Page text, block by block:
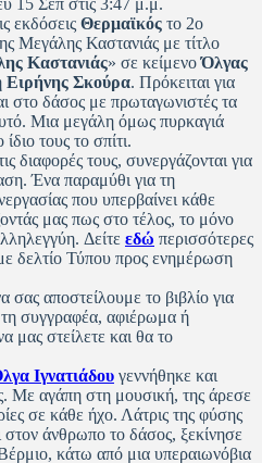
εκδόσεις Θερμαϊκός το 2ο
Μεγάλης Καστανιάς με τίτλο
Καστανιάς» σε κείμενοΌλγας
Ειρήνης Σκούρα. Πρόκειται για
στο δάσος με πρωταγωνιστές τα
Μια μεγάλη όμως πυρκαγιά
τους το σπίτι.
διαφορές τους, συνεργάζονται για
Ένα παραμύθι για τη
που υπερβαίνει κάθε
μας πως στο τέλος, το μόνο
Δείτε εδώ περισσότερες
δελτίο Τύπου προς ενημέρωση
σας αποστείλουμε το βιβλίο για
τη συγγραφέα, αφιέρωμα ή
μας στείλετε και θα το
Ιγνατιάδου γεννήθηκε και
Με αγάπη στη μουσική, της άρεσε
σε κάθε ήχο. Λάτρις της φύσης
στον άνθρωπο το δάσος, ξεκίνησε
κάτω από μια υπεραιωνόβια